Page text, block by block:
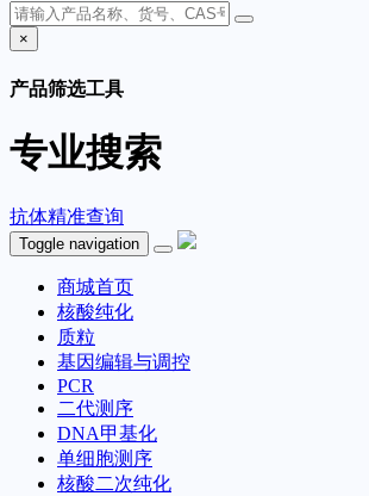
×
产品筛选工具
专业搜索
抗体精准查询
Toggle navigation
商城首页
核酸纯化
质粒
基因编辑与调控
PCR
二代测序
DNA甲基化
单细胞测序
核酸二次纯化